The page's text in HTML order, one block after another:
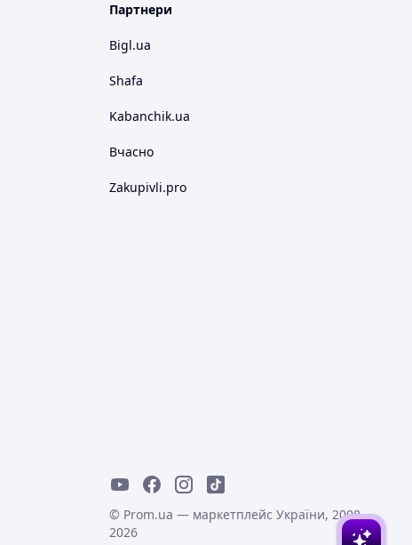
Партнери
Bigl.ua
Shafa
Kabanchik.ua
Вчасно
Zakupivli.pro
© Prom.ua — маркетплейс України, 2008-
2026